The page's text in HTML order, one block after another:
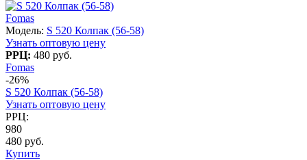
Fomas
Модель: S 520 Колпак (56-58)
Узнать оптовую цену
РРЦ: 480 руб.
Fomas
-26%
S 520 Колпак (56-58)
Узнать оптовую цену
РРЦ:
980
480 руб.
Купить